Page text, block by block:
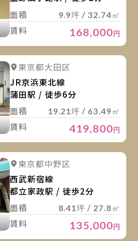
面積
9.9坪 / 32.74㎡
賃料 168,000円
詳細を見る
東京都大田区
JR京浜東北線
蒲田駅 / 徒歩6分
面積
19.21坪 / 63.49㎡
賃料 419,800円
詳細を見る
東京都中野区
西武新宿線
都立家政駅 / 徒歩2分
面積
8.41坪 / 27.8㎡
賃料 135,000円